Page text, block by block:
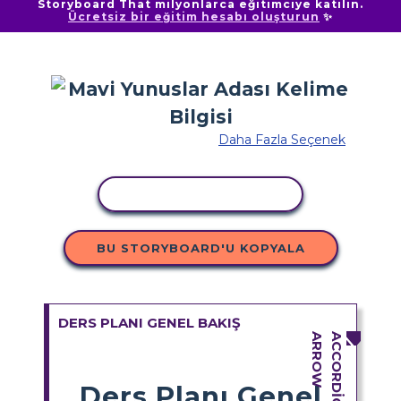
Storyboard That milyonlarca eğitimciye katılın.
Ücretsiz bir eğitim hesabı oluşturun ✨
Daha Fazla Seçenek
BU STORYBOARD'U KOPYALA
DERS PLANI GENEL BAKIŞ